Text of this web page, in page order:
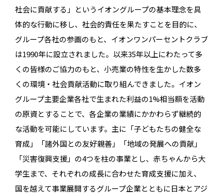
社会に貢献する」というイオングループの基本理念を具
体的な行動に移し、社会的責任を果たすことを目的に、
グループ各社の参画のもと、イオンワンパーセントクラブ
は1990年に設立されました。以来35年以上にわたって多
くの皆様のご協力のもと、小売業の特性を生かした数多
くの環境・社会貢献活動に取り組んできました。イオン
グループ主要企業各社で生まれた利益の1%相当額を活動
の原資とすることで、各企業の業績にかかわらず継続的
な活動を可能にしています。主に「子どもたちの健全な
育成」「諸外国との友好親善」「地域の発展への貢献」
「災害復興支援」の4つを柱の事業とし、赤ちゃんから大
学生まで、それぞれの成長に合わせた育成支援に加え、
国を越えて事業展開するグループ企業とともに日本とアジ